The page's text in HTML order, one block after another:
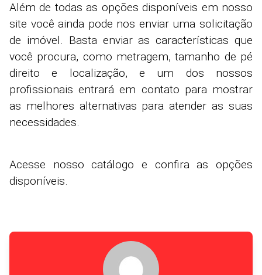
Além de todas as opções disponíveis em nosso
site você ainda pode nos enviar uma solicitação
de imóvel. Basta enviar as características que
você procura, como metragem, tamanho de pé
direito e localização, e um dos nossos
profissionais entrará em contato para mostrar
as melhores alternativas para atender as suas
necessidades.
Acesse nosso catálogo e confira as opções
disponíveis.